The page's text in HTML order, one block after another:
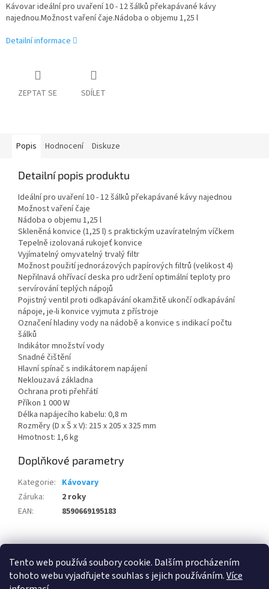
Tento web používá soubory cookie. Dalším procházením
tohoto webu vyjadřujete souhlas s jejich používáním.Více
Kávovar ideální pro uvaření 10 - 12 šálků překapávané kávy
najednou.Možnost vaření čaje.Nádoba o objemu 1,25 l
Detailní informace
ZEPTAT SE SDÍLET
Popis Hodnocení Diskuze
Detailní popis produktu
Ideální pro uvaření 10 - 12 šálků překapávané kávy najednou
Možnost vaření čaje
Nádoba o objemu 1,25 l
Skleněná konvice (1,25 l) s praktickým uzavíratelným víčkem
Tepelně izolovaná rukojeť konvice
Vyjímatelný omyvatelný trvalý filtr
Možnost použití jednorázových papírových filtrů (velikost 4)
Nepřilnavá ohřívací deska pro udržení optimální teploty pro
servírování teplých nápojů
Pojistný ventil proti odkapávání okamžitě ukončí odkapávání
nápoje, je-li konvice vyjmuta z přístroje
Označení hladiny vody na nádobě a konvice s indikací počtu
šálků
Indikátor množství vody
Snadné čištění
Hlavní spínač s indikátorem napájení
Neklouzavá základna
Ochrana proti přehřátí
Příkon 1 000 W
Délka napájecího kabelu: 0,8 m
Rozměry (D x Š x V): 215 x 205 x 325 mm
Hmotnost: 1,6 kg
Doplňkové parametry
Kategorie: Kávovary
Záruka:
2 roky
EAN: 8590669195183
Z
100 % zákazníků Heureka.cz nás doporučuje! Zboží.cz Firmy.cz